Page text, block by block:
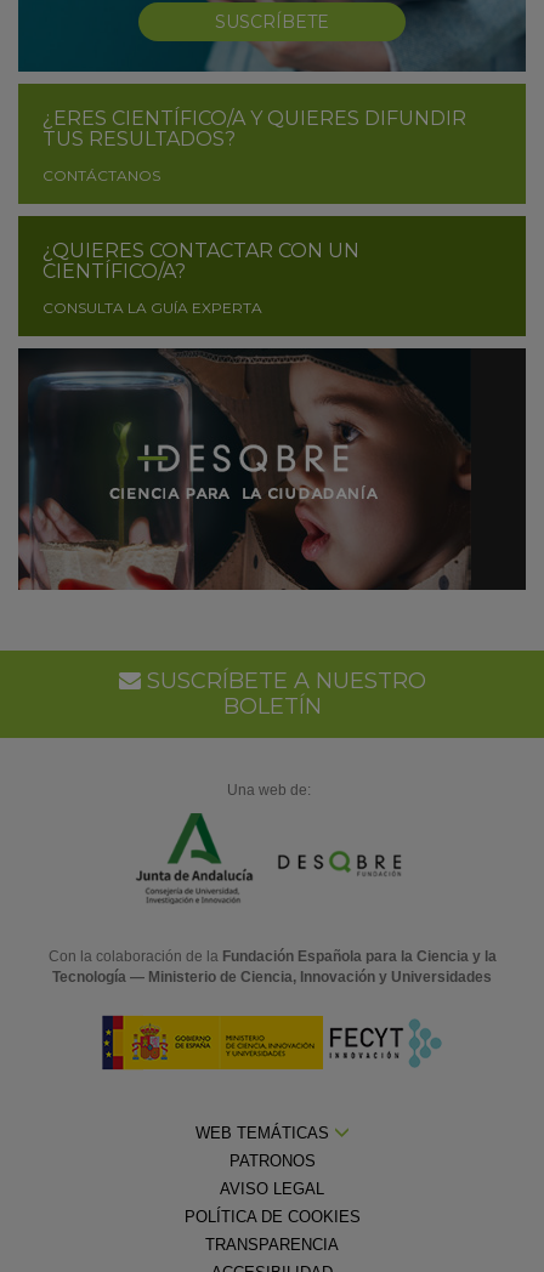
SUSCRÍBETE
¿ERES CIENTÍFICO/A Y QUIERES DIFUNDIR
TUS RESULTADOS?
CONTÁCTANOS
¿QUIERES CONTACTAR CON UN
CIENTÍFICO/A?
CONSULTA LA GUÍA EXPERTA
SUSCRÍBETE A NUESTRO
BOLETÍN
Una web de:
Con la colaboración de la Fundación Española para la Ciencia y la
Tecnología — Ministerio de Ciencia, Innovación y Universidades
WEB TEMÁTICAS
PATRONOS
AVISO LEGAL
POLÍTICA DE COOKIES
TRANSPARENCIA